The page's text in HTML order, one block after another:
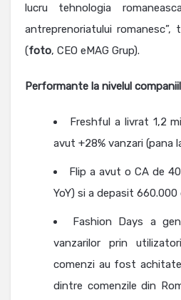
lucru tehnologia
antreprenoriatului romanesc”,
(foto, CEO eMAG Grup).
Performante la nivelul
Freshful a livrat 1,2
avut +28% vanzari (pana
Flip a avut o CA de
YoY) si a depasit
Fashion Days a
vanzarilor prin
comenzi au fost
dintre comenzile din